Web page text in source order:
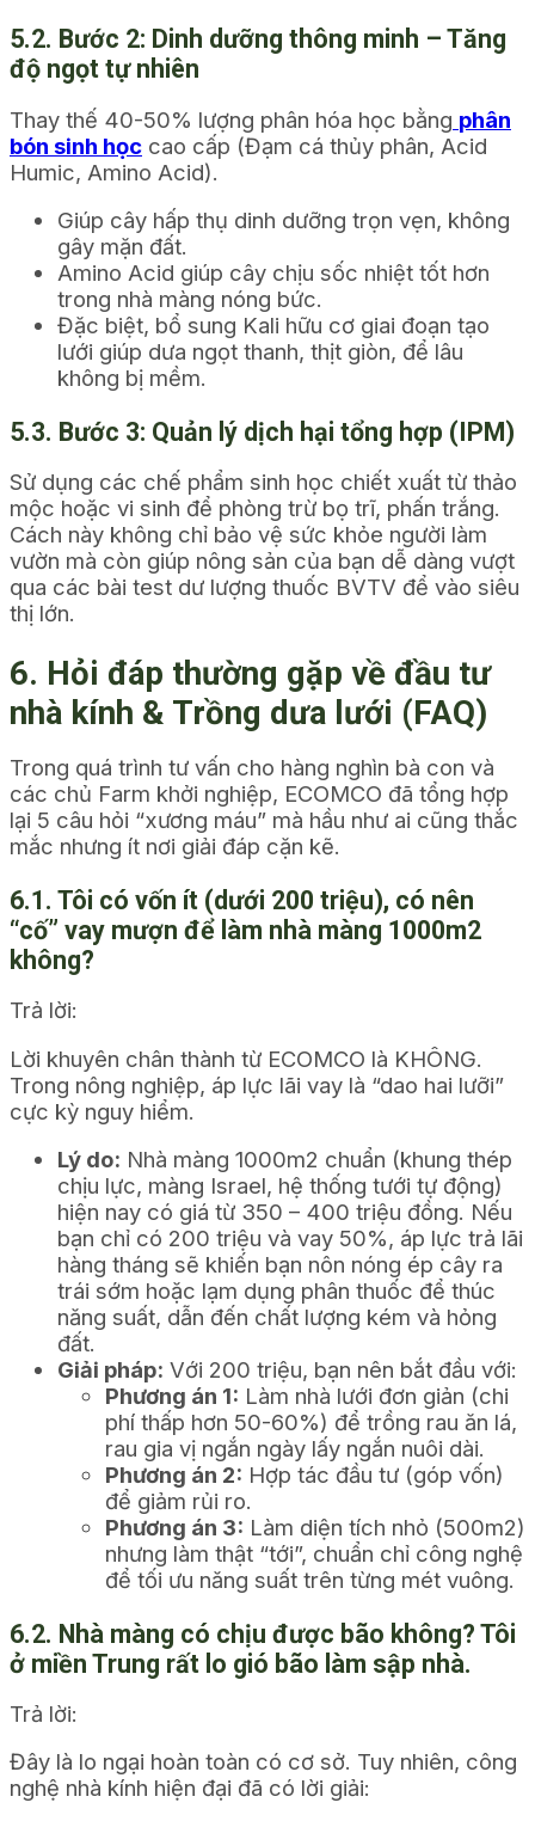
5.2. Bước 2: Dinh dưỡng thông minh – Tăng
độ ngọt tự nhiên
Thay thế 40-50% lượng phân hóa học bằng phân
bón sinh học cao cấp (Đạm cá thủy phân, Acid
Humic, Amino Acid).
Giúp cây hấp thụ dinh dưỡng trọn vẹn, không
gây mặn đất.
Amino Acid giúp cây chịu sốc nhiệt tốt hơn
trong nhà màng nóng bức.
Đặc biệt, bổ sung Kali hữu cơ giai đoạn tạo
lưới giúp dưa ngọt thanh, thịt giòn, để lâu
không bị mềm.
5.3. Bước 3: Quản lý dịch hại tổng hợp (IPM)
Sử dụng các chế phẩm sinh học chiết xuất từ thảo
mộc hoặc vi sinh để phòng trừ bọ trĩ, phấn trắng.
Cách này không chỉ bảo vệ sức khỏe người làm
vườn mà còn giúp nông sản của bạn dễ dàng vượt
qua các bài test dư lượng thuốc BVTV để vào siêu
thị lớn.
6. Hỏi đáp thường gặp về đầu tư
nhà kính & Trồng dưa lưới (FAQ)
Trong quá trình tư vấn cho hàng nghìn bà con và
các chủ Farm khởi nghiệp, ECOMCO đã tổng hợp
lại 5 câu hỏi “xương máu” mà hầu như ai cũng thắc
mắc nhưng ít nơi giải đáp cặn kẽ.
6.1. Tôi có vốn ít (dưới 200 triệu), có nên
“cố” vay mượn để làm nhà màng 1000m2
không?
Trả lời:
Lời khuyên chân thành từ ECOMCO là KHÔNG.
Trong nông nghiệp, áp lực lãi vay là “dao hai lưỡi”
cực kỳ nguy hiểm.
Lý do: Nhà màng 1000m2 chuẩn (khung thép
chịu lực, màng Israel, hệ thống tưới tự động)
hiện nay có giá từ 350 – 400 triệu đồng. Nếu
bạn chỉ có 200 triệu và vay 50%, áp lực trả lãi
hàng tháng sẽ khiến bạn nôn nóng ép cây ra
trái sớm hoặc lạm dụng phân thuốc để thúc
năng suất, dẫn đến chất lượng kém và hỏng
đất.
Giải pháp: Với 200 triệu, bạn nên bắt đầu với:
Phương án 1: Làm nhà lưới đơn giản (chi
phí thấp hơn 50-60%) để trồng rau ăn lá,
rau gia vị ngắn ngày lấy ngắn nuôi dài.
Phương án 2: Hợp tác đầu tư (góp vốn)
để giảm rủi ro.
Phương án 3: Làm diện tích nhỏ (500m2)
nhưng làm thật “tới”, chuẩn chỉ công nghệ
để tối ưu năng suất trên từng mét vuông.
6.2. Nhà màng có chịu được bão không? Tôi
ở miền Trung rất lo gió bão làm sập nhà.
Trả lời:
Đây là lo ngại hoàn toàn có cơ sở. Tuy nhiên, công
nghệ nhà kính hiện đại đã có lời giải: